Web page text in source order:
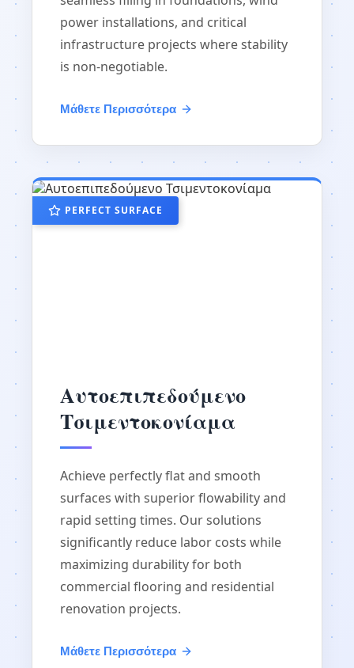
power installations, and critical
infrastructure projects where stability
is non-negotiable.
Μάθετε Περισσότερα
PERFECT SURFACE
Αυτοεπιπεδούμενο
Τσιμεντοκονίαμα
Achieve perfectly flat and smooth
surfaces with superior flowability and
rapid setting times. Our solutions
significantly reduce labor costs while
maximizing durability for both
commercial flooring and residential
renovation projects.
Μάθετε Περισσότερα